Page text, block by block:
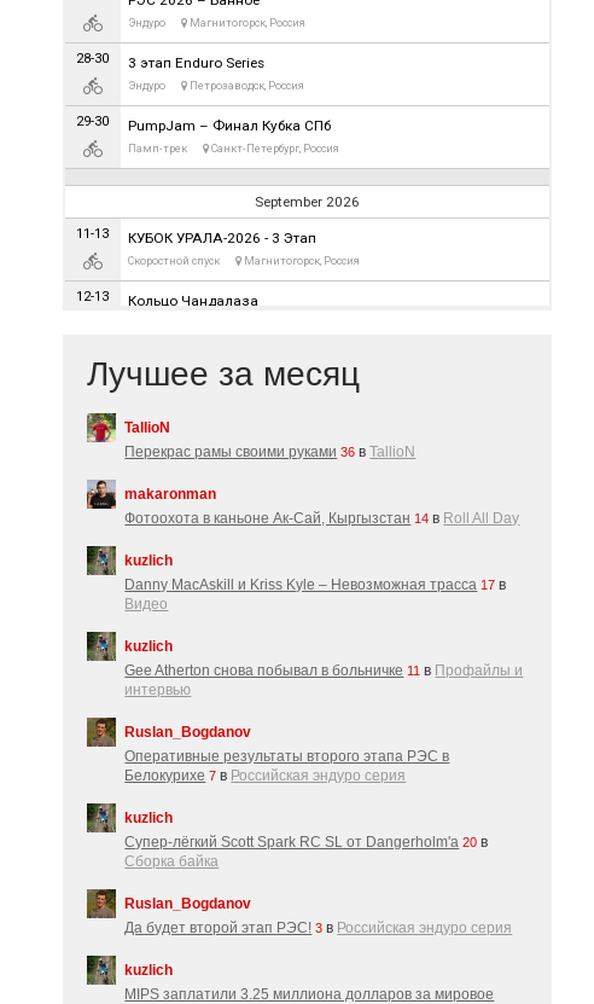
Лучшее за месяц
TallioN
Перекрас рамы своими руками 36 вTallioN
makaronman
Фотоохота в каньоне Ак-Cай, Кыргызстан 14 в Roll All Day
kuzlich
Danny MacAskill и Kriss Kyle – Невозможная трасса 17 в
Видео
kuzlich
Gee Atherton снова побывал в больничке 11 в Профайлы и
интервью
Ruslan_Bogdanov
Оперативные результаты второго этапа РЭС в
Белокурихе 7 в Российская эндуро серия
kuzlich
Супер-лёгкий Scott Spark RC SL от Dangerholm'a 20 в
Сборка байка
Ruslan_Bogdanov
Да будет второй этап РЭС! 3 в Российская эндуро серия
kuzlich
MIPS заплатили 3.25 миллиона долларов за мировое